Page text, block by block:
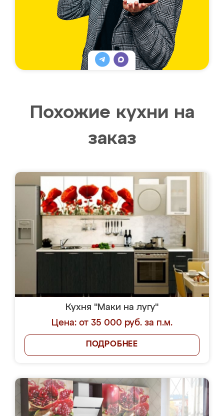
Похожие кухни на
заказ
Кухня "Маки на лугу"
Цена: от 35 000 руб. за п.м.
ПОДРОБНЕЕ